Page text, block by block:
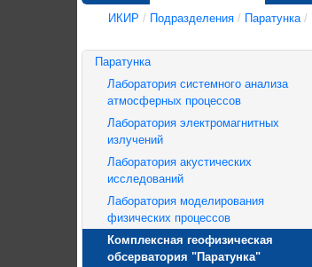
ИКИР / Подразделения / Паратунка /
Паратунка
Лаборатория системного анализа
атмосферных процессов
Лаборатория электромагнитных
излучений
Лаборатория акустических
исследований
Лаборатория моделирования
физических процессов
Комплексная геофизическая
обсерватория "Паратунка"